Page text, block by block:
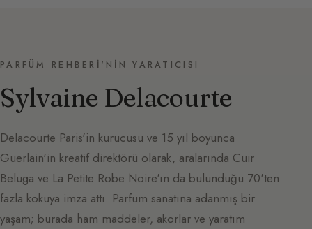
PARFÜM REHBERI'NIN YARATICISI
Sylvaine Delacourte
Delacourte Paris'in kurucusu ve 15 yıl boyunca
Guerlain'in kreatif direktörü olarak, aralarında Cuir
Beluga ve La Petite Robe Noire'ın da bulunduğu 70'ten
fazla kokuya imza attı. Parfüm sanatına adanmış bir
yaşam; burada ham maddeler, akorlar ve yaratım